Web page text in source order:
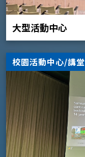
大型活動中心
校園活動中心/講堂